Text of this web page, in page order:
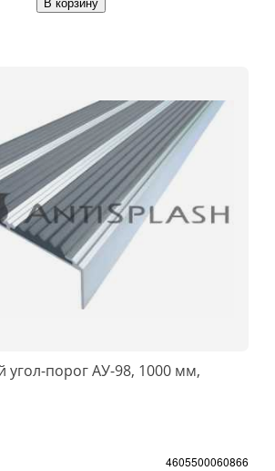
В корзину
порог АУ-98, 1000 мм,
4605500060866